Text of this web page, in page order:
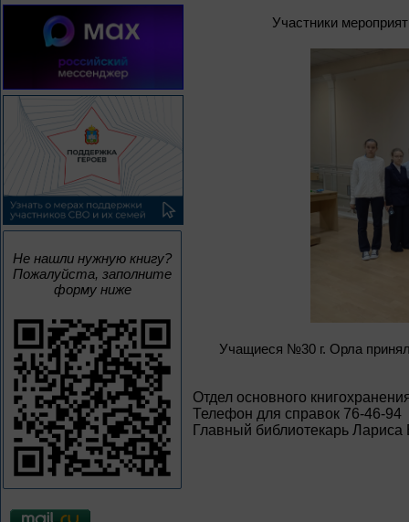
Не нашли нужную книгу?
Пожалуйста, заполните
форму ниже
Участники
Учащиеся №30 г. Орла
Отдел основного
Телефон для справок 76-46-94
Главный библиотекарь